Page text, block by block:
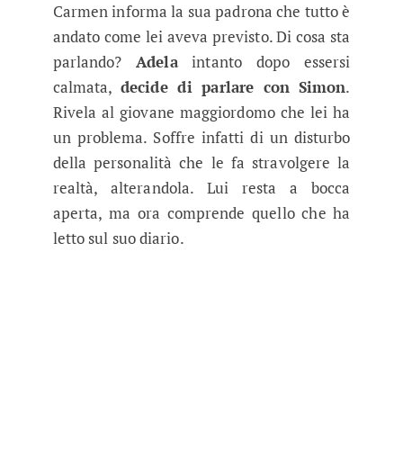
Carmen informa la sua padrona che tutto è
andato come lei aveva previsto. Di cosa sta
parlando?Adelaintanto dopo essersi
calmata,decide di parlare con Simon.
Rivela al giovane maggiordomo che lei ha
un problema. Soffre infatti di un disturbo
della personalità che le fa stravolgere la
realtà, alterandola. Lui resta a bocca
aperta, ma ora comprende quello che ha
letto sul suo diario.